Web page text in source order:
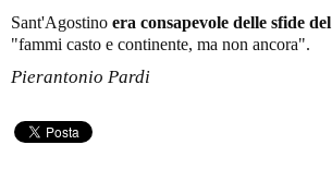
Sant'Agostino era consapevole delle sfide
"fammi casto e continente, ma non ancora".
Pierantonio Pardi